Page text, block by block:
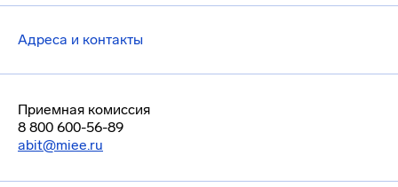
Адреса и контакты
Приемная комиссия
8 800 600-56-89
abit@miee.ru